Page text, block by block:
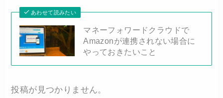
あわせて読みたい
マネーフォワードクラウドで
Amazonが連携されない場合に
やっておきたいこと
投稿が見つかりません。